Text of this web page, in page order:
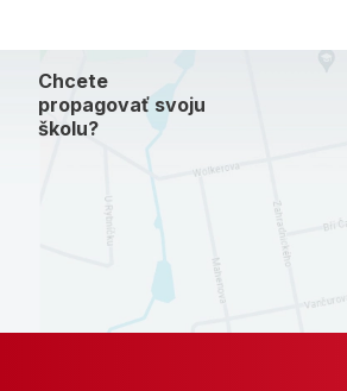
Chcete
propagovať svoju
školu?